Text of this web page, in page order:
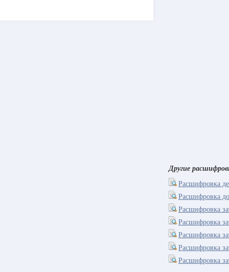
Другие
Расшифровка
Расшифровка
Расшифровка
Расшифровка
Расшифровка
Расшифровка
Расшифровка